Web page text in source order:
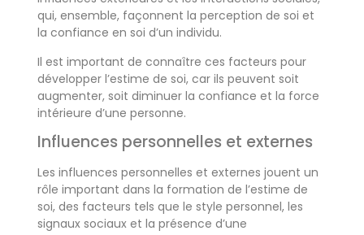
qui, ensemble, façonnent la perception de soi et
la confiance en soi d’un individu.
Il est important de connaître ces facteurs pour
développer l’estime de soi, car ils peuvent soit
augmenter, soit diminuer la confiance et la force
intérieure d’une personne.
Influences personnelles et externes
Les influences personnelles et externes jouent un
rôle important dans la formation de l’estime de
soi, des facteurs tels que le style personnel, les
signaux sociaux et la présence d’une